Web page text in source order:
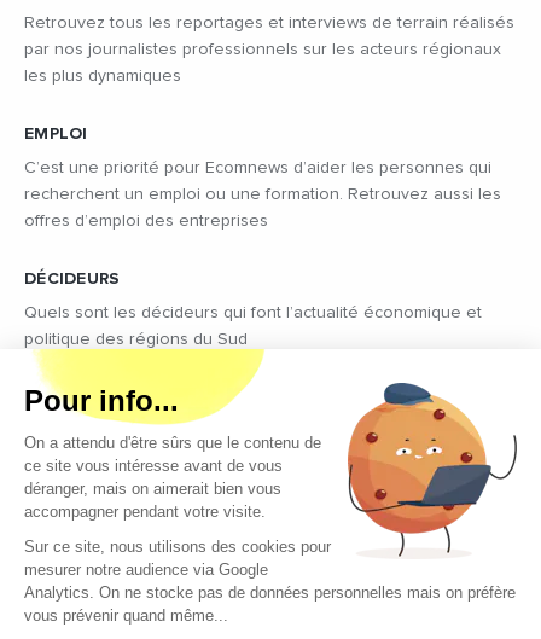
Retrouvez tous les reportages et interviews de terrain réalisés
par nos journalistes professionnels sur les acteurs régionaux
les plus dynamiques
EMPLOI
C’est une priorité pour Ecomnews d’aider les personnes qui
recherchent un emploi ou une formation. Retrouvez aussi les
offres d’emploi des entreprises
DÉCIDEURS
Quels sont les décideurs qui font l’actualité économique et
politique des régions du Sud
Copyright © 2026 - Tous droits réservés
Qui sommes-nous ?
Contact